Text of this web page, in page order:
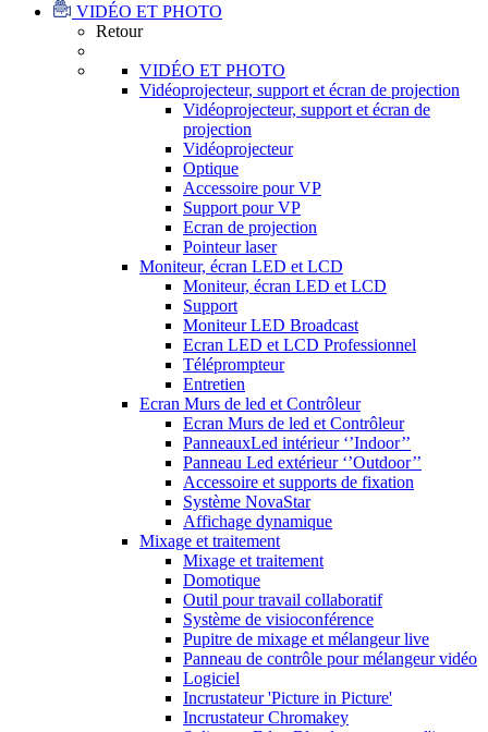
VIDÉO ET PHOTO
Retour
VIDÉO ET PHOTO
Vidéoprojecteur, support et écran de projection
Vidéoprojecteur, support et écran de
projection
Vidéoprojecteur
Optique
Accessoire pour VP
Support pour VP
Ecran de projection
Pointeur laser
Moniteur, écran LED et LCD
Moniteur, écran LED et LCD
Support
Moniteur LED Broadcast
Ecran LED et LCD Professionnel
Téléprompteur
Entretien
Ecran Murs de led et Contrôleur
Ecran Murs de led et Contrôleur
PanneauxLed intérieur ‘’Indoor’’
Panneau Led extérieur ‘’Outdoor’’
Accessoire et supports de fixation
Système NovaStar
Affichage dynamique
Mixage et traitement
Mixage et traitement
Domotique
Outil pour travail collaboratif
Système de visioconférence
Pupitre de mixage et mélangeur live
Panneau de contrôle pour mélangeur vidéo
Logiciel
Incrustateur 'Picture in Picture'
Incrustateur Chromakey